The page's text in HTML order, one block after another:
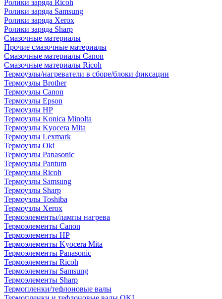
Ролики заряда Ricoh
Ролики заряда Samsung
Ролики заряда Xerox
Ролики заряда Sharp
Смазочные материалы
Прочие смазочные материалы
Смазочные материалы Canon
Смазочные материалы Ricoh
Термоузлы/нагреватели в сборе/блоки фиксации
Термоузлы Brother
Термоузлы Canon
Термоузлы Epson
Термоузлы HP
Термоузлы Konica Minolta
Термоузлы Kyocera Mita
Термоузлы Lexmark
Термоузлы Oki
Термоузлы Panasonic
Термоузлы Pantum
Термоузлы Ricoh
Термоузлы Samsung
Термоузлы Sharp
Термоузлы Toshiba
Термоузлы Xerox
Термоэлементы/лампы нагрева
Термоэлементы Canon
Термоэлементы HP
Термоэлементы Kyocera Mita
Термоэлементы Panasonic
Термоэлементы Ricoh
Термоэлементы Samsung
Термоэлементы Sharp
Термопленки/тефлоновые валы